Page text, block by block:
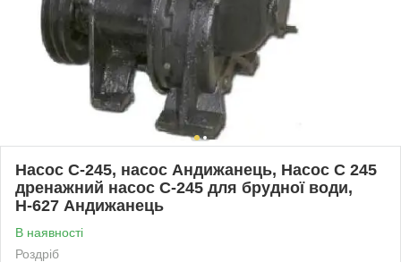
Насос С-245, насос Андижанець, Насос С 245
дренажний насос С-245 для брудної води,
Н-627 Андижанець
В наявності
Роздріб